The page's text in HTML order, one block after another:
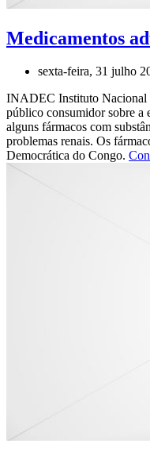
Medicamentos
sexta-feira, 31 julho
INADEC Instituto Nacional
público consumidor sobre a
alguns fármacos com
problemas renais. Os
Democrática do Congo.